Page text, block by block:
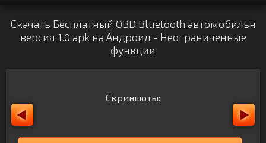
Скачать Бесплатный OBD Bluetooth автомобильн
версия 1.0 apk на Андроид - Неограниченные
функции
Скриншоты: